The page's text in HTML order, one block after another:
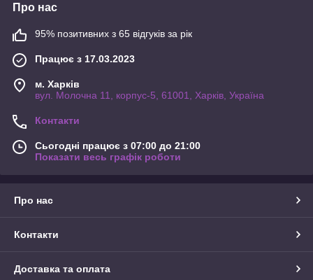
Про нас
95% позитивних з 65 відгуків за рік
Працює з 17.03.2023
м. Харків
вул. Молочна 11, корпус-5, 61001, Харків, Україна
Контакти
Сьогодні працює з 07:00 до 21:00
Показати весь графік роботи
Про нас
Контакти
Доставка та оплата